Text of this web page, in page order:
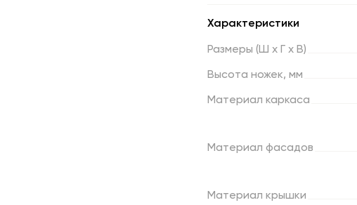
Характеристики
Размеры (Ш х Г х В)
Высота ножек, мм
Материал каркаса
Материал фасадов
Материал крышки